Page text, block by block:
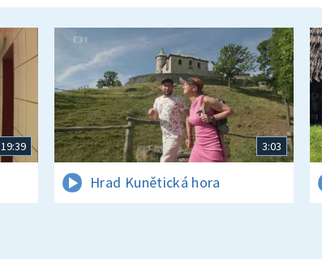
19:39 3:03
Hrad Kunětická hora